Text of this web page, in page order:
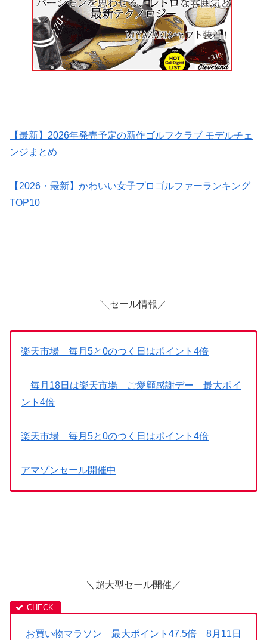
【最新】2026年発売予定の新作ゴルフクラブ モデルチェ
ンジまとめ
【2026・最新】かわいい女子プロゴルファーランキング
TOP10
╲セール情報／
楽天市場 毎月5と0のつく日はポイント4倍
毎月18日は楽天市場 ご愛顧感謝デー 最大ポイ
ント4倍
楽天市場 毎月5と0のつく日はポイント4倍
アマゾンセール開催中
＼超大型セール開催／
お買い物マラソン 最大ポイント47.5倍 8月11日